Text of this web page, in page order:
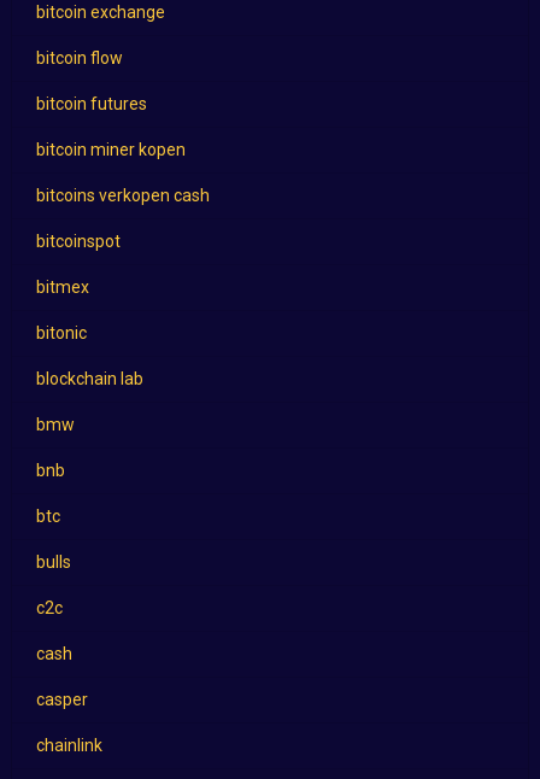
bitcoin exchange
bitcoin flow
bitcoin futures
bitcoin miner kopen
bitcoins verkopen cash
bitcoinspot
bitmex
bitonic
blockchain lab
bmw
bnb
btc
bulls
c2c
cash
casper
chainlink